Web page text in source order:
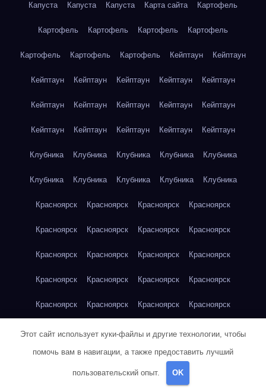
Капуста Капуста Капуста Карта сайта Картофель
Картофель Картофель Картофель Картофель
Картофель Картофель Картофель Кейптаун Кейптаун
Кейптаун Кейптаун Кейптаун Кейптаун Кейптаун
Кейптаун Кейптаун Кейптаун Кейптаун Кейптаун
Кейптаун Кейптаун Кейптаун Кейптаун Кейптаун
Клубника Клубника Клубника Клубника Клубника
Клубника Клубника Клубника Клубника Клубника
Красноярск Красноярск Красноярск Красноярск
Красноярск Красноярск Красноярск Красноярск
Красноярск Красноярск Красноярск Красноярск
Красноярск Красноярск Красноярск Красноярск
Красноярск Красноярск Красноярск Красноярск
Красноярск Кукуруза Кукуруза
Кукуруза Кукуруза Кукуруза Кукуруза Кукуруза
Этот сайт использует куки-файлы и другие технологии, чтобы
помочь вам в навигации, а также предоставить лучший
пользовательский опыт. OK